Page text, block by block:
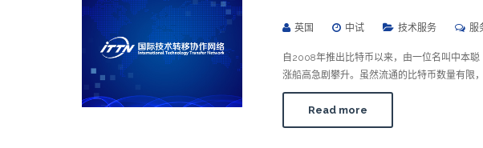
英国 中试 技术服务 服
自2008年推出比特币以来，由一位名叫中本
涨船高急剧攀升。虽然流通的比特币数量有限
Read more